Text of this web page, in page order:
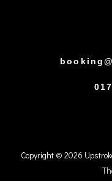
Copyright © 2026